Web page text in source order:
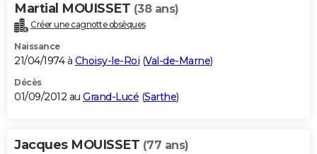
Martial MOUISSET (38 ans)
Créer une cagnotte obsèques
Naissance
21/04/1974 à Choisy-le-Roi (Val-de-Marne)
Décès
01/09/2012 au Grand-Lucé (Sarthe)
Jacques MOUISSET (77 ans)